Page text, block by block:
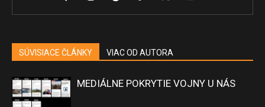
SÚVISIACE ČLÁNKY VIAC OD AUTORA
MEDIÁLNE POKRYTIE VOJNY U NÁS